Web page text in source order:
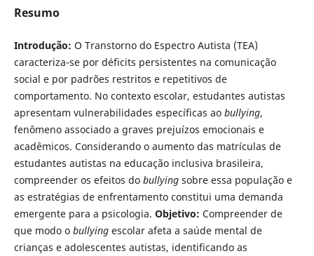
Resumo
Introdução: O Transtorno do Espectro Autista (TEA)
caracteriza-se por déficits persistentes na comunicação
social e por padrões restritos e repetitivos de
comportamento. No contexto escolar, estudantes autistas
apresentam vulnerabilidades específicas ao bullying,
fenômeno associado a graves prejuízos emocionais e
acadêmicos. Considerando o aumento das matrículas de
estudantes autistas na educação inclusiva brasileira,
compreender os efeitos do bullyingsobre essa população e
as estratégias de enfrentamento constitui uma demanda
emergente para a psicologia. Objetivo: Compreender de
que modo o bullyingescolar afeta a saúde mental de
crianças e adolescentes autistas, identificando as